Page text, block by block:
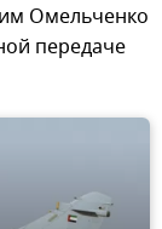
Омельченко
передаче